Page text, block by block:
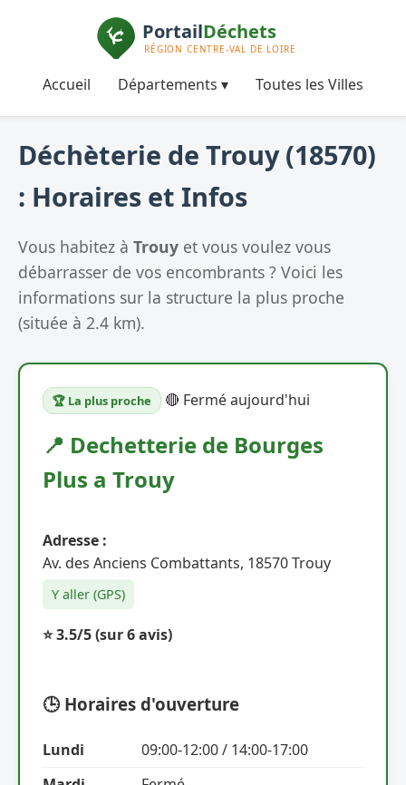
Accueil Départements ▾ Toutes les Villes
Déchèterie de Trouy (18570)
: Horaires et Infos
Vous habitez à Trouy et vous voulez vous
débarrasser de vos encombrants ? Voici les
informations sur la structure la plus proche
(située à 2.4 km).
🏆 La plus proche 🔴 Fermé aujourd'hui
📍 Dechetterie de Bourges
Plus a Trouy
Adresse :
Av. des Anciens Combattants, 18570 Trouy
Y aller (GPS)
⭐ 3.5/5(sur 6 avis)
🕒 Horaires d'ouverture
Lundi
09:00-12:00 / 14:00-17:00